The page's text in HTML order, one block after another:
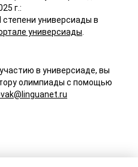
г.:
степени универсиады в
универсиады
в универсиаде, вы
олимпиады с помощью